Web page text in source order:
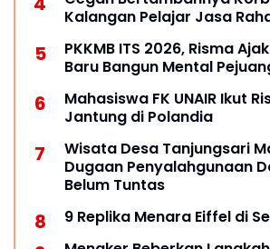
Kalangan Pelajar Jasa
PKKMB ITS 2026, Risma
Baru Bangun Mental
Mahasiswa FK UNAIR Ikut
Jantung di Polandia
Wisata Desa Tanjungsari
Dugaan Penyalahgunaan
Belum Tuntas
9 Replika Menara Eiffel di